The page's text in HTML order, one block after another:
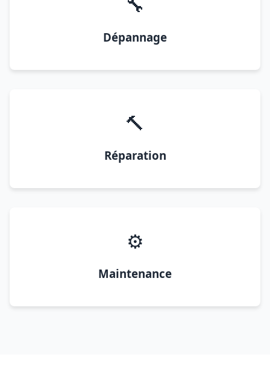
Dépannage
🔨
Réparation
⚙️
Maintenance